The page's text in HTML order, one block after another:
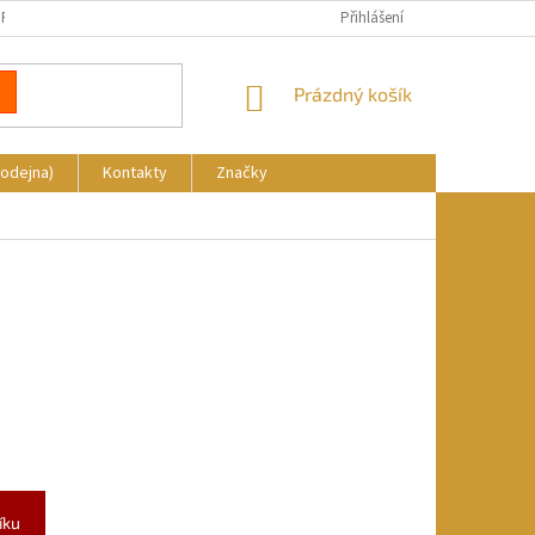
REKLAMACE KDE NÁS NAJDETE
Přihlášení
NÁKUPNÍ
Prázdný košík
Kontakty
Značky